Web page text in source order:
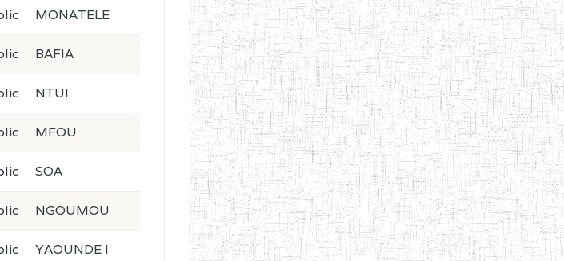
MONATELE
BAFIA
NTUI
MFOU
SOA
NGOUMOU
YAOUNDE I